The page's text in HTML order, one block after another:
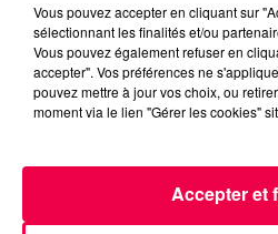
INFOS
Vous pouvez accepter en cliquant sur
sélectionnant les finalités et/ou
Vous pouvez également refuser en
accepter". Vos préférences ne
pouvez mettre à jour vos choix, ou
moment via le lien "Gérer les cookies"
Accepter et